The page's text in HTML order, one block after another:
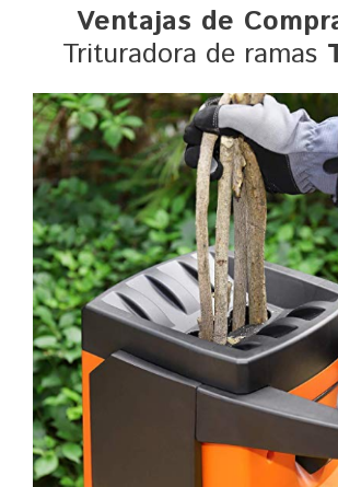
Ventajas de
Trituradora de ramas